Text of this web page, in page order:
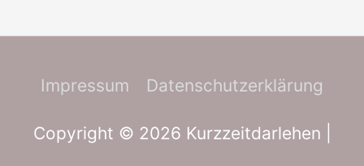
Impressum Datenschutzerklärung
Copyright © 2026 Kurzzeitdarlehen